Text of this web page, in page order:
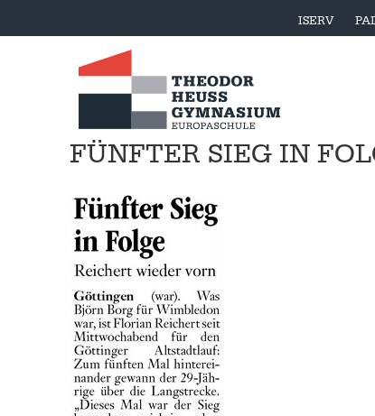
ISERV
FÜNFTER SIEG IN